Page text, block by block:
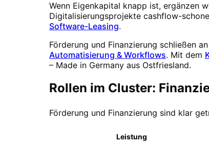
Wenn Eigenkapital knapp ist, ergänzen
Digitalisierungsprojekte cashflow-
Software-Leasing.
Förderung und Finanzierung schließen
Automatisierung & Workflows. Mit dem
– Made in Germany aus Ostfriesland.
Rollen im Cluster:
Förderung und Finanzierung sind klar
Leistung